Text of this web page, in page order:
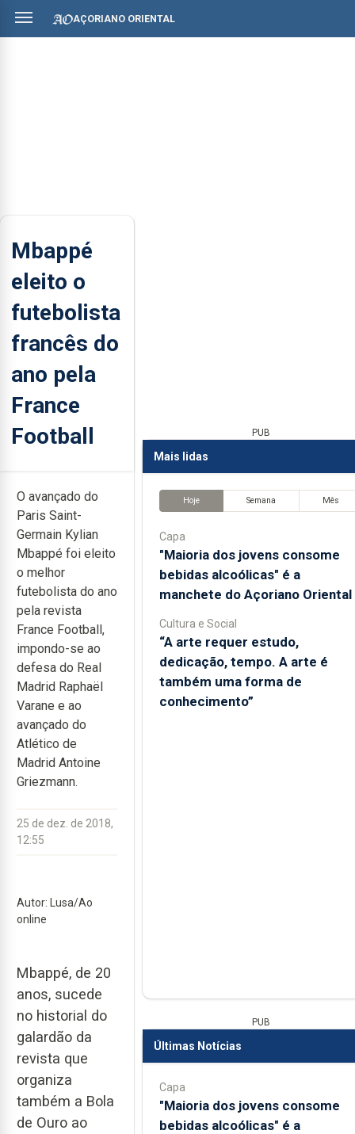
AÇORIANO ORIENTAL
Mbappé
eleito o
futebolista
francês do
ano pela
France
Football
O avançado do
Paris Saint-
Germain Kylian
Mbappé foi eleito
o melhor
futebolista do ano
pela revista
France Football,
impondo-se ao
defesa do Real
Madrid Raphaël
Varane e ao
avançado do
Atlético de
Madrid Antoine
Griezmann.
25 de dez. de 2018,
12:55
Autor: Lusa/Ao
online
Mbappé, de 20
anos, sucede
no historial do
galardão da
revista que
organiza
também a Bola
de Ouro ao
PUB
Mais lidas
Hoje Semana Mês
Capa
"Maioria dos jovens consome
bebidas alcoólicas" é a
manchete do Açoriano Oriental
Cultura e Social
“A arte requer estudo,
dedicação, tempo. A arte é
também uma forma de
conhecimento”
PUB
Últimas Notícias
Capa
"Maioria dos jovens consome
bebidas alcoólicas" é a